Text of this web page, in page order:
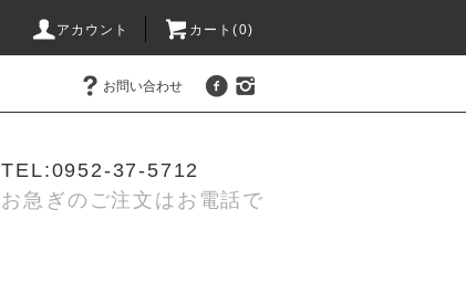
アカウント カート(0)
お問い合わせ
TEL:0952-37-5712
お急ぎのご注文はお電話で